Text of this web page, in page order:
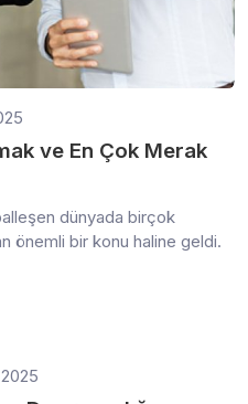
ve En Çok Merak
dünyada birçok
önemli bir konu haline geldi.